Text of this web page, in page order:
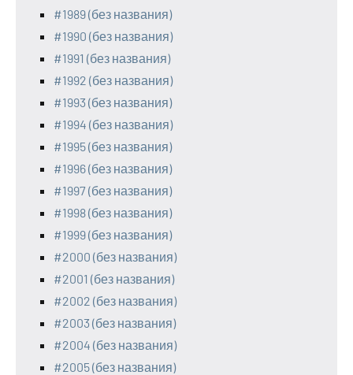
#1989 (без названия)
#1990 (без названия)
#1991 (без названия)
#1992 (без названия)
#1993 (без названия)
#1994 (без названия)
#1995 (без названия)
#1996 (без названия)
#1997 (без названия)
#1998 (без названия)
#1999 (без названия)
#2000 (без названия)
#2001 (без названия)
#2002 (без названия)
#2003 (без названия)
#2004 (без названия)
#2005 (без названия)